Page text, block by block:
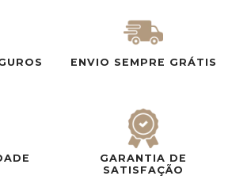
ENVIO SEMPRE GRÁTIS
GARANTIA DE
SATISFAÇÃO